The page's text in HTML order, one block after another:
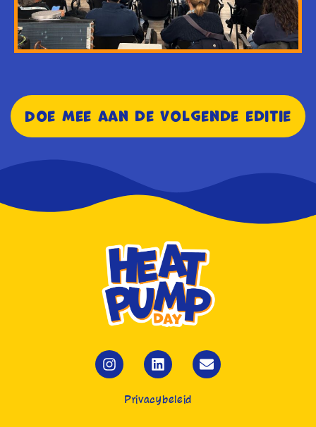
Doe mee aan de volgende editie
Privacybeleid